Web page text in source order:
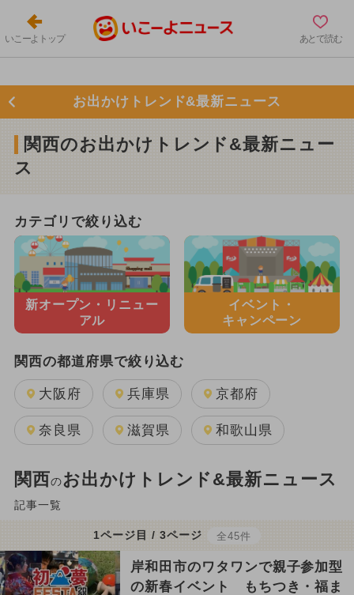
いこーよトップ あとで読む
お出かけトレンド&最新ニュース
関西のお出かけトレンド&最新ニュー
ス
カテゴリで絞り込む
新オープン・ リニュー
アル
イベント・
キャンペーン
関西の都道府県で絞り込む
大阪府 兵庫県 京都府
奈良県 滋賀県 和歌山県
関西のお出かけトレンド&最新ニュース
記事一覧
1ページ目 / 3ページ 全45件
岸和田市のワタワンで親子参加型
の新春イベント もちつき・福ま